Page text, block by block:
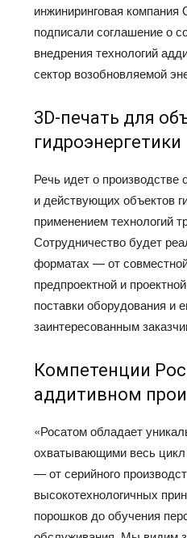
инжиниринговая
подписали соглашение о
внедрения технологий
сектор возобновляемой
3D-печать для
гидроэнергетики
Речь идет о
и действующих объектов
применением технологий
Сотрудничество будет
форматах — от
предпроектной и
поставки оборудования и
заинтересованным
Компетенции
аддитивном
«Росатом обладает
охватывающими весь
— от серийного
высокотехнологичных
порошков до обучения